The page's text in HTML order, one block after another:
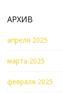
АРХИВ
апреля 2025
марта 2025
февраля 2025